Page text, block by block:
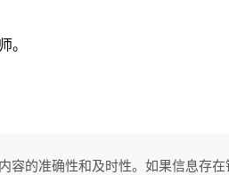
。
的准确性和及时性。如果信息存在